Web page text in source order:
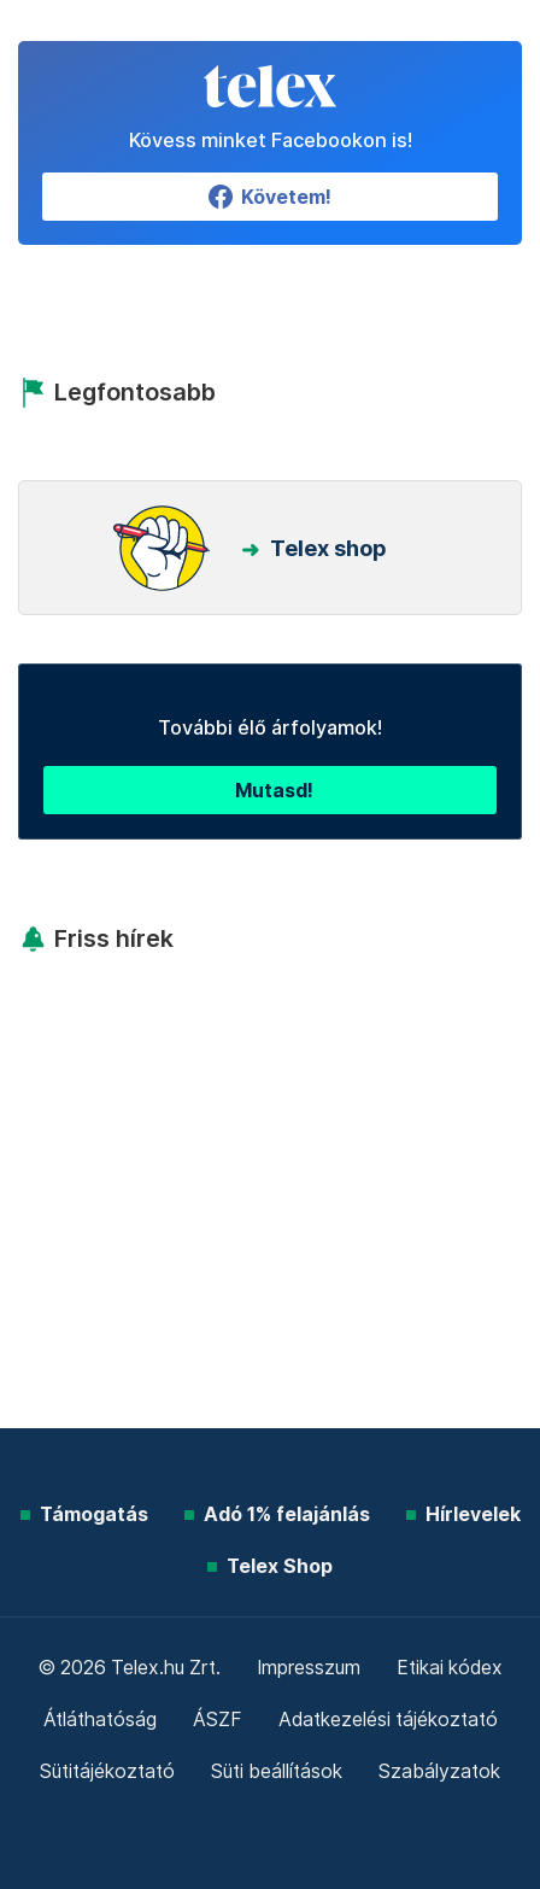
Kövess minket Facebookon is!
Követem!
Legfontosabb
Telex shop
További élő árfolyamok!
Mutasd!
Friss hírek
Támogatás Adó 1% felajánlás Hírlevelek
Telex Shop
© 2026 Telex.hu Zrt. Impresszum Etikai kódex
Átláthatóság ÁSZF Adatkezelési tájékoztató
Sütitájékoztató Süti beállítások Szabályzatok